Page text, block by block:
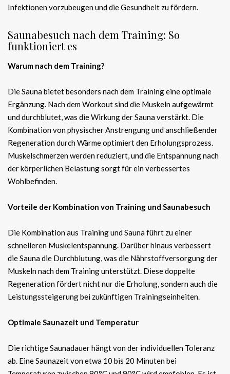
Infektionen vorzubeugen und die Gesundheit zu fördern.
Saunabesuch nach dem Training: So
funktioniert es
Warum nach dem Training?
Die Sauna bietet besonders nach dem Training eine optimale
Ergänzung. Nach dem Workout sind die Muskeln aufgewärmt
und durchblutet, was die Wirkung der Sauna verstärkt. Die
Kombination von physischer Anstrengung und anschließender
Regeneration durch Wärme optimiert den Erholungsprozess.
Muskelschmerzen werden reduziert, und die Entspannung nach
der körperlichen Belastung sorgt für ein verbessertes
Wohlbefinden.
Vorteile der Kombination von Training und Saunabesuch
Die Kombination aus Training und Sauna führt zu einer
schnelleren Muskelentspannung. Darüber hinaus verbessert
die Sauna die Durchblutung, was die Nährstoffversorgung der
Muskeln nach dem Training unterstützt. Diese doppelte
Regeneration fördert nicht nur die Erholung, sondern auch die
Leistungssteigerung bei zukünftigen Trainingseinheiten.
Optimale Saunazeit und Temperatur
Die richtige Saunadauer hängt von der individuellen Toleranz
ab. Eine Saunazeit von etwa 10 bis 20 Minuten bei